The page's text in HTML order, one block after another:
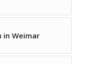
in Weimar